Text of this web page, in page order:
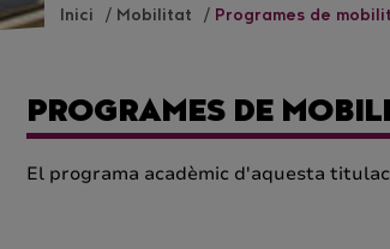
Inici Mobilitat Programes de
PROGRAMES DE
El programa acadèmic d'aquesta